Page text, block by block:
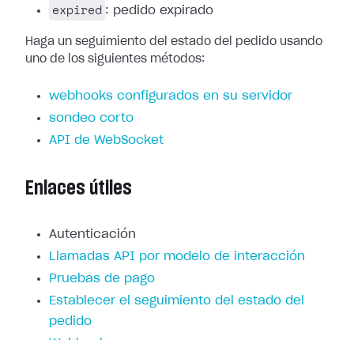
expired : pedido expirado
Haga un seguimiento del estado del pedido usando
uno de los siguientes métodos:
webhooks configurados en su servidor
sondeo corto
API de WebSocket
Enlaces útiles
Autenticación
Llamadas API por modelo de interacción
Pruebas de pago
Establecer el seguimiento del estado del
pedido